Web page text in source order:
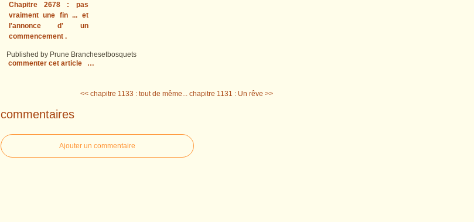
Chapitre 2678 : pas
vraiment une fin ... et
l'annonce d' un
commencement .
Published by Prune Branchesetbosquets
commenter cet article
…
<< chapitre 1133 : tout de même... chapitre 1131 : Un rêve >>
commentaires
Ajouter un commentaire